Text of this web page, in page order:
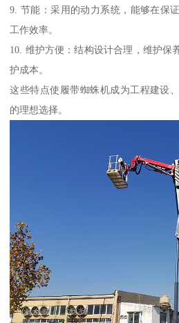
9. 节能：采用的动力系统，能够在保
工作效率。
10. 维护方便：结构设计合理，维护保
护成本。
这些特点使履带蜘蛛机成为工程建设
的理想选择。